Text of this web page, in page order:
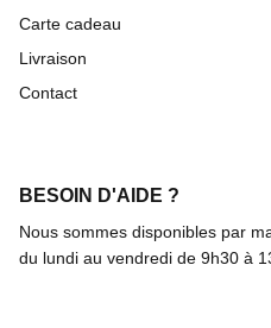
Carte cadeau
Livraison
Contact
BESOIN D'AIDE ?
Nous sommes disponibles par
du lundi au vendredi de 9h30 à